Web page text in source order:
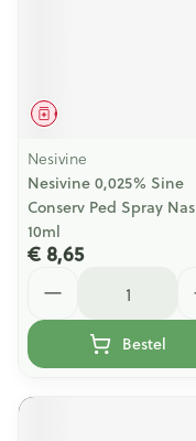
Geneesmiddel
Nesivine
Nesivine 0,025% Sine
Conserv Ped Spray Nas
10ml
€ 8,65
Bestel